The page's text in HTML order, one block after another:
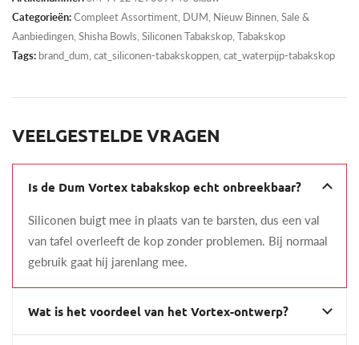
Categorieën:Compleet Assortiment, DUM, Nieuw Binnen, Sale &
Aanbiedingen, Shisha Bowls, Siliconen Tabakskop, Tabakskop
Tags: brand_dum, cat_siliconen-tabakskoppen, cat_waterpijp-tabakskop
VEELGESTELDE VRAGEN
Is de Dum Vortex tabakskop echt onbreekbaar?
Siliconen buigt mee in plaats van te barsten, dus een val
van tafel overleeft de kop zonder problemen. Bij normaal
gebruik gaat hij jarenlang mee.
Wat is het voordeel van het Vortex-ontwerp?